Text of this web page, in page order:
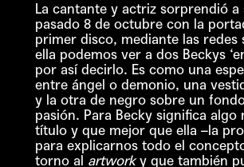
La cantante y actriz sorprendió a
pasado 8 de octubre con la
primer disco, mediante las redes
ella podemos ver a dos Beckys
por así decirlo. Es como una
entre ángel o demonio, una
y la otra de negro sobre un
pasión. Para Becky significa algo
título y que mejor que ella –la
para explicarnos todo el
torno al artworky que también